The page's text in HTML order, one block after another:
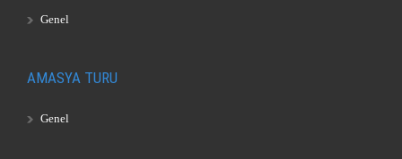
Genel
AMASYA TURU
Genel